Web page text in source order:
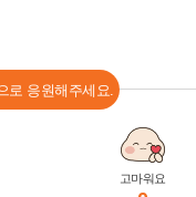
로 응원해주세요.
고마워요